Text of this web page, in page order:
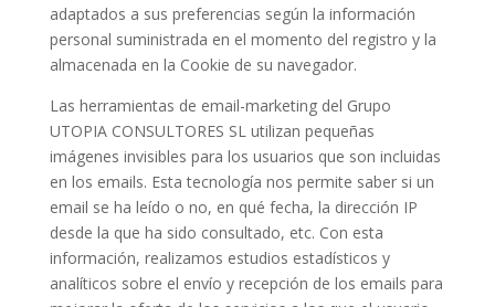
adaptados a sus preferencias según la información
personal suministrada en el momento del registro y la
almacenada en la Cookie de su navegador.
Las herramientas de email-marketing del Grupo
UTOPIA CONSULTORES SL utilizan pequeñas
imágenes invisibles para los usuarios que son incluidas
en los emails. Esta tecnología nos permite saber si un
email se ha leído o no, en qué fecha, la dirección IP
desde la que ha sido consultado, etc. Con esta
información, realizamos estudios estadísticos y
analíticos sobre el envío y recepción de los emails para